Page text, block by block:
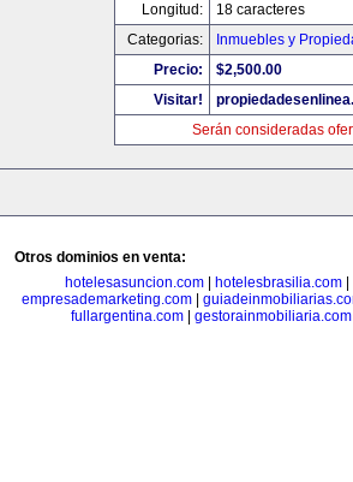
Longitud:
18 caracteres
Categorias:
Inmuebles y
Precio:
$2,500.00
Visitar!
Serán consideradas
Otros dominios en venta:
hotelesasuncion.com| hotelesbrasilia.com|
empresademarketing.com|
fullargentina.com
gestorainmobiliaria.com